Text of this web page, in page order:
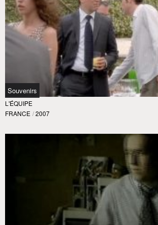
Souvenirs
L'ÉQUIPE
FRANCE / 2007